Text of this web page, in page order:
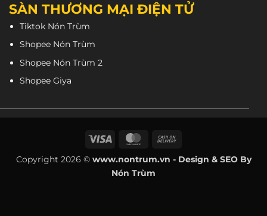
SÀN THƯƠNG MẠI ĐIỆN TỬ
Tiktok Nón Trùm
Shopee Nón Trùm
Shopee Nón Trùm 2
Shopee Giya
Visa MasterCard
Delivery
Copyright 2026 © www.nontrum.vn - Design & SEO By
Nón Trùm